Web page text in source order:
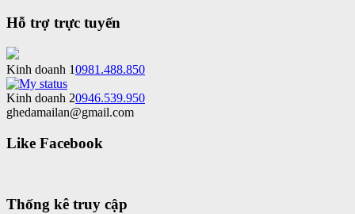
Hỗ trợ trực tuyến
Kinh doanh 10981.488.850
Kinh doanh 20946.539.950
ghedamailan@gmail.com
Like Facebook
Thống kê truy cập